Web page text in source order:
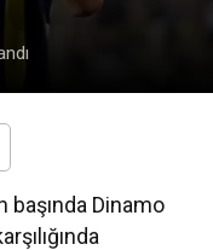
başında Dinamo